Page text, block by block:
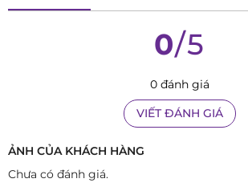
0/5
0 đánh giá
VIẾT ĐÁNH GIÁ
ẢNH CỦA KHÁCH HÀNG
Chưa có đánh giá.